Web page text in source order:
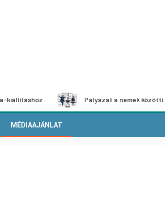
Pályázat a nemek közötti egyenlőség
MÉDIAAJÁNLAT